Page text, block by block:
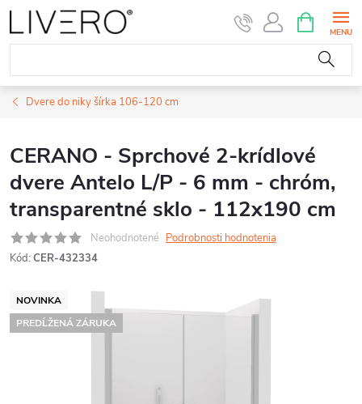
Prejsť
na
obsah
KOŠÍK
Dvere do niky šírka 106-120 cm
CERANO - Sprchové 2-krídlové
dvere Antelo L/P - 6 mm - chróm,
transparentné sklo - 112x190 cm
Neohodnotené Podrobnosti hodnotenia
Kód: CER-432334
NOVINKA
PREDĹŽENÁ ZÁRUKA